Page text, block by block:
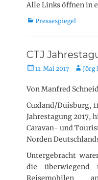
Alle Links öffnen in
K
e
g
o
i
n
Pressespiegel
CTJ
V
r
f
f
e
n
l
i
c
11. Mai 2017
A
t
r
Jörg
Von Manfred
Cuxland/Duisburg,
Jahrestagung 2017,
Caravan- und
Norden
Untergebracht
die überwiegend